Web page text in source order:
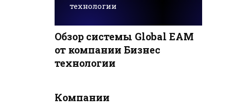
технологии
Обзор системы Global EAM
от компании Бизнес
технологии
Компании